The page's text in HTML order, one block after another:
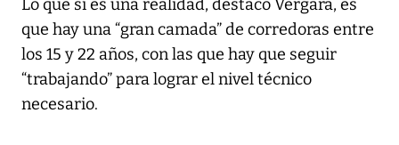
Lo que sí es una realidad, destacó Vergara, es
que hay una “gran camada” de corredoras entre
los 15 y 22 años, con las que hay que seguir
“trabajando” para lograr el nivel técnico
necesario.